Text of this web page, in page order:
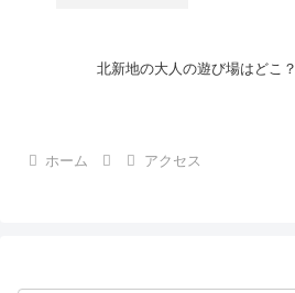
北新地の大人の遊び場はどこ？
ホーム アクセス